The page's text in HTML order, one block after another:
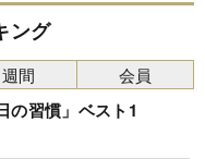
ング
の習慣」ベスト1
週間 会員